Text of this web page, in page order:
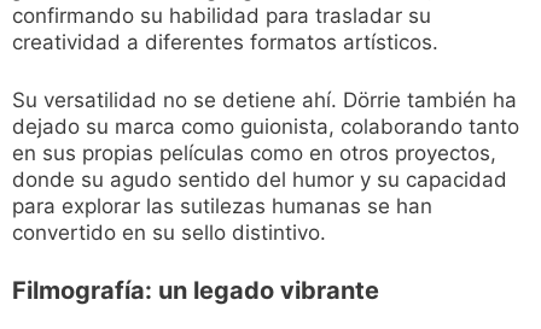
confirmando su habilidad para trasladar su
creatividad a diferentes formatos artísticos.
Su versatilidad no se detiene ahí. Dörrie también ha
dejado su marca como guionista, colaborando tanto
en sus propias películas como en otros proyectos,
donde su agudo sentido del humor y su capacidad
para explorar las sutilezas humanas se han
convertido en su sello distintivo.
Filmografía: un legado vibrante